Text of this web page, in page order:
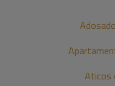
Aticos